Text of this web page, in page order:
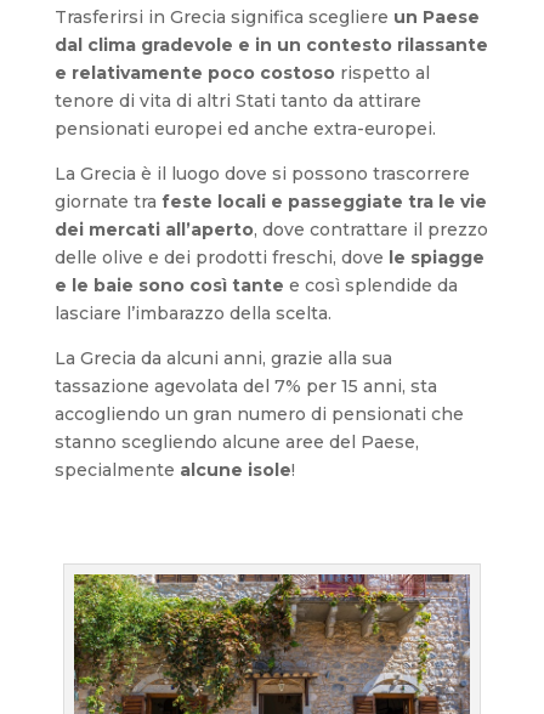
Trasferirsi in Grecia significa scegliere un Paese
dal clima gradevole e in un contesto rilassante
e relativamente poco costosorispetto al
tenore di vita di altri Stati tanto da attirare
pensionati europei ed anche extra-europei.
La Grecia è il luogo dove si possono trascorrere
giornate tra feste locali e passeggiate tra le vie
dei mercati all’aperto, dove contrattare il prezzo
delle olive e dei prodotti freschi, dove le spiagge
e le baie sono così tante e così splendide da
lasciare l’imbarazzo della scelta.
La Grecia da alcuni anni, grazie alla sua
tassazione agevolata del 7% per 15 anni, sta
accogliendo un gran numero di pensionati che
stanno scegliendo alcune aree del Paese,
specialmente alcune isole!